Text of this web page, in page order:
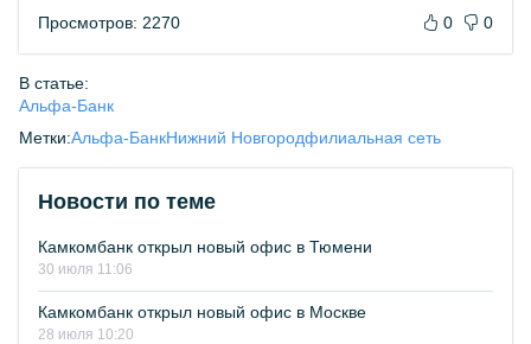
Просмотров: 2270 0 0
В статье:
Альфа-Банк
Метки:Альфа-БанкНижний Новгородфилиальная сеть
Новости по теме
Камкомбанк открыл новый офис в Тюмени
30 июля 11:06
Камкомбанк открыл новый офис в Москве
28 июля 10:20